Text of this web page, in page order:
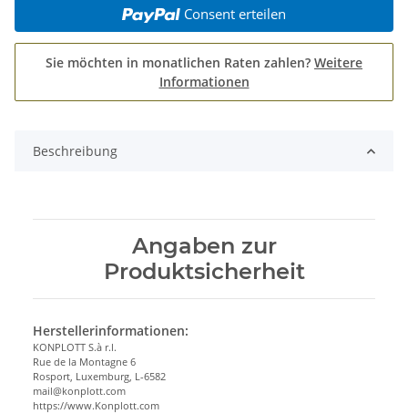
Consent erteilen
Sie möchten in monatlichen Raten zahlen? Weitere
Informationen
Beschreibung
Angaben zur
Produktsicherheit
Herstellerinformationen:
KONPLOTT S.à r.l.
Rue de la Montagne 6
Rosport, Luxemburg, L-6582
mail@konplott.com
https://www.Konplott.com